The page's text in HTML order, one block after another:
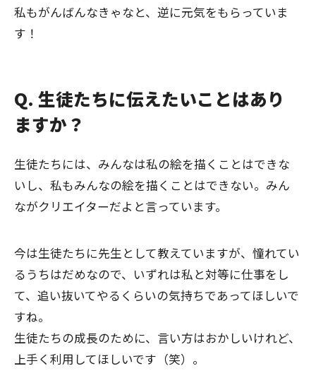
私もがんばんなきゃなと、逆に元気をもらっていま
す！
Q. 生徒たちに伝えたいことはあり
ますか？
生徒たちには、みんなは私の絵を描くことはできな
いし、私もみんなの絵を描くことはできない。みん
ながクリエイターだよと言っています。
今は生徒たちに先生として教えていますが、憧れてい
るうちはだめなので、いずれは私と対等に仕事をし
て、追い抜いてやるくらいの気持ちであってほしいで
すね。
生徒たちの成長のために、言い方はおかしいけれど、
上手く利用してほしいです（笑）。